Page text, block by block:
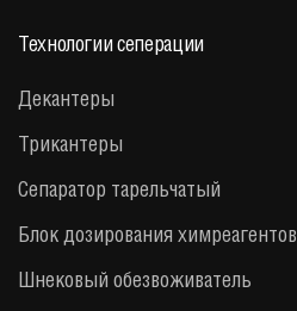
Технологии сеперации
Декантеры
Трикантеры
Сепаратор тарельчатый
Блок дозирования химреагентов
Шнековый обезвоживатель